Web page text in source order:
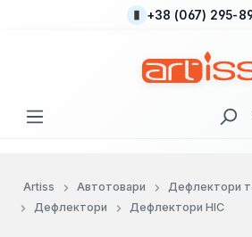
Перейти до основного вмісту
+38 (067) 295-
Artiss Автотовари
Дефлектори
Дефлектори
Дефлектори HIC